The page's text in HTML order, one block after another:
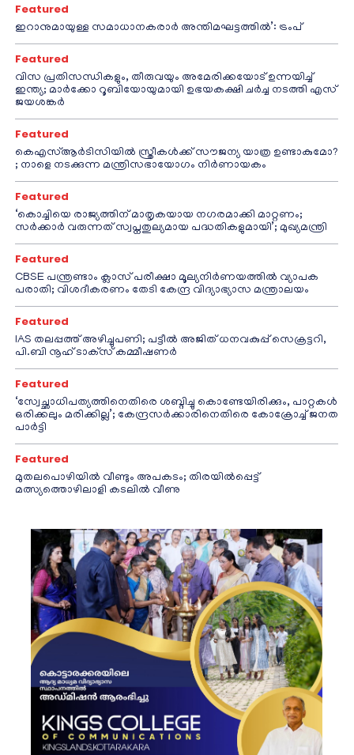
Featured
ഇറാനുമായുള്ള സമാധാനകരാർ അന്തിമഘട്ടത്തിൽ‌’: ട്രംപ്
Featured
വിസ പ്രതിസന്ധികളും, തീരുവയും അമേരിക്കയോട് ഉന്നയിച്ച്
ഇന്ത്യ; മാർക്കോ റൂബിയോയുമായി ഉഭയകക്ഷി ചർച്ച നടത്തി എസ്
ജയശങ്കർ
Featured
കെഎസ്ആർടിസിയിൽ സ്ത്രീകൾക്ക് സൗജന്യ യാത്ര ഉണ്ടാകുമോ?
; നാളെ നടക്കുന്ന മന്ത്രിസഭായോഗം നിർണായകം
Featured
‘കൊച്ചിയെ രാജ്യത്തിന് മാതൃകയായ നഗരമാക്കി മാറ്റണം;
സർക്കാർ വരുന്നത് സ്വപ്നതുല്യമായ പദ്ധതികളുമായി’; മുഖ്യമന്ത്രി
Featured
CBSE പന്ത്രണ്ടാം ക്ലാസ് പരീക്ഷാ മൂല്യനിർണയത്തിൽ വ്യാപക
പരാതി; വിശദീകരണം തേടി കേന്ദ്ര വിദ്യാഭ്യാസ മന്ത്രാലയം
Featured
IAS തലപ്പത്ത് അഴിച്ചുപണി; പട്ടീല്‍ അജിത് ധനവകുപ്പ് സെക്രട്ടറി,
പി.ബി നൂഹ് ടാക്‌സ് കമ്മീഷണര്‍
Featured
‘സ്വേച്ഛാധിപത്യത്തിനെതിരെ ശബ്ദിച്ചു കൊണ്ടേയിരിക്കും, പാറ്റകൾ
ഒരിക്കലും മരിക്കില്ല’; കേന്ദ്രസർക്കാരിനെതിരെ കോക്രോച്ച് ജനത
പാർട്ടി
Featured
മുതലപൊഴിയിൽ വീണ്ടും അപകടം; തിരയിൽപ്പെട്ട്
മത്സ്യത്തൊഴിലാളി കടലിൽ വീണു